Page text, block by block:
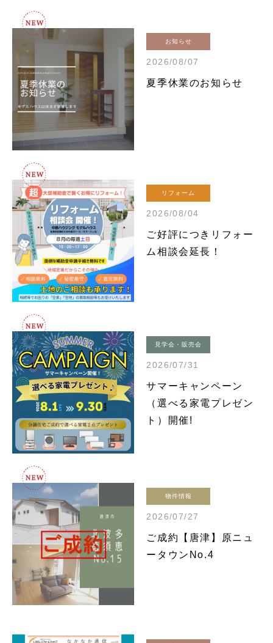
お知らせ
2026/08/07
夏季休業のお知らせ
リフォーム
2026/08/04
ご好評につきリフォー
ム相談会延長！
見学会・販売会
2026/07/31
サマーキャンペーン
（選べる家電プレゼン
ト）開催!
物件情報
2026/07/27
ご成約【唐津】原ニュ
ータウンNo.4